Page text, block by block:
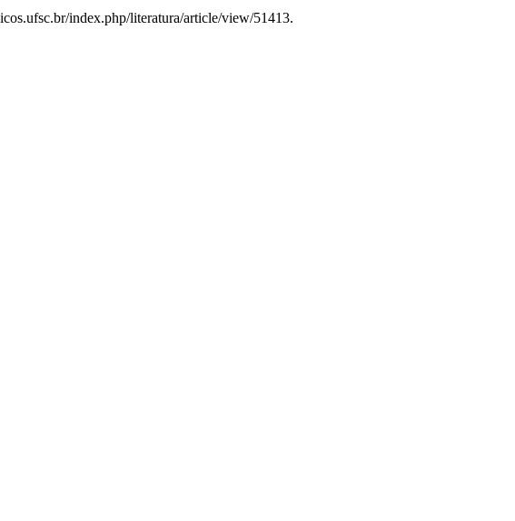
index.php/literatura/article/view/51413.